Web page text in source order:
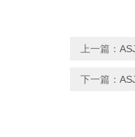
上一篇：
下一篇：